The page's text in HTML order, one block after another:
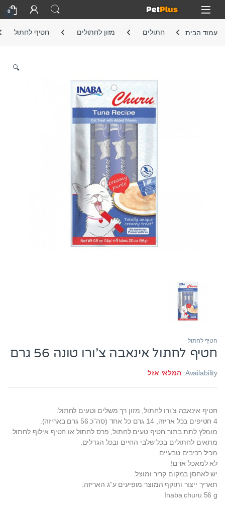
Skip to navigation
Skip to content
Open
0
עמוד הבית חתולים מזון לחתולים חטיף לחתול
🔍
חטיף לחתול
חטיף לחתול אינאבה צ’ורו טונה 56 גרם
Availability: המלאי אזל
חטיף אינאבה צ’ורו לחתול, מזון רך משלים וטעים לחתול.
4 חטיפים בכל אריזה, 14 גרם כל אחד (סה”כ 56 גרם באריזה).
מומלץ לתת בתור חטיף טעים לחתול, פרס לחתול או חטיף אילוף לחתול.
מתאים לחתולים בכל שלבי החיים ובכל הגדלים.
מכיל רכיבים טבעיים.
לא למאכל אדם!
יש לאחסן במקום קריר ומוצל.
תאריך ייצור ותוקף המוצר מופיעים ע”ג האריזה.
Inaba churu 56 g